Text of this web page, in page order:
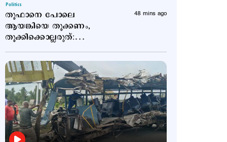
Politics
തൂഫാനെ പോലെ
ആയങ്കിയെ തൂക്കണം,
തൂക്കിക്കൊല്ലരുത്:
48 mins ago